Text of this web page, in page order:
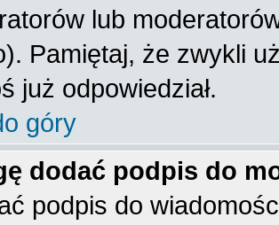
lub
Pamiętaj, że zwykli
już odpowiedział.
góry
dodać podpis do
podpis do